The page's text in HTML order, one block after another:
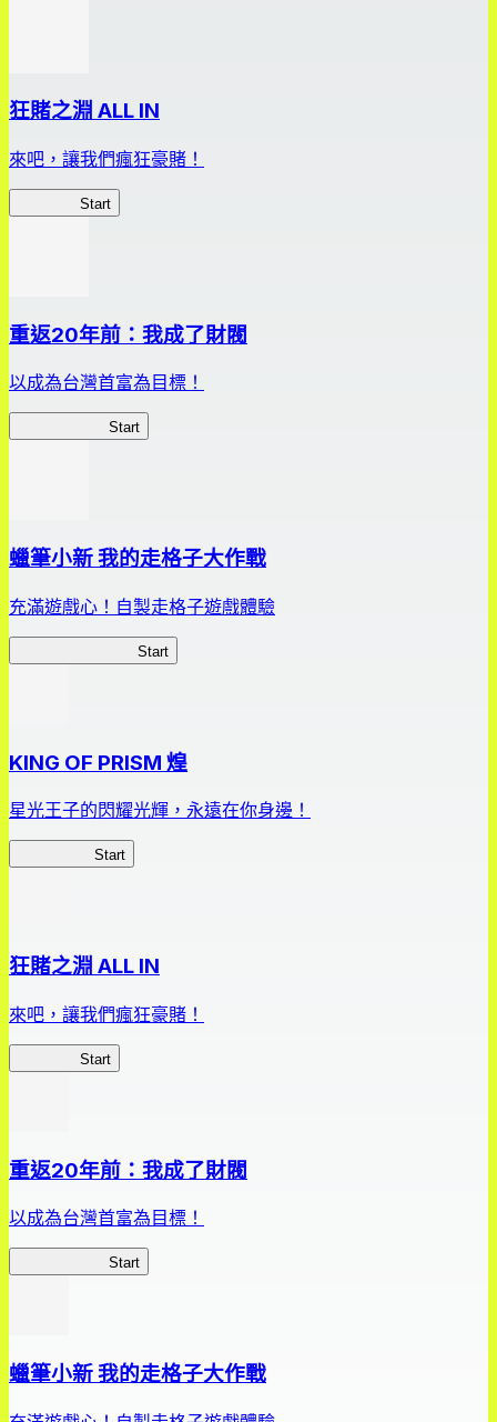
狂賭之淵 ALL IN
來吧，讓我們瘋狂豪賭！
Start
重返20年前：我成了財閥
以成為台灣首富為目標！
Start
蠟筆小新 我的走格子大作戰
充滿遊戲心！自製走格子遊戲體驗
Start
KING OF PRISM 煌
星光王子的閃耀光輝，永遠在你身邊！
Start
狂賭之淵 ALL IN
來吧，讓我們瘋狂豪賭！
Start
重返20年前：我成了財閥
以成為台灣首富為目標！
Start
蠟筆小新 我的走格子大作戰